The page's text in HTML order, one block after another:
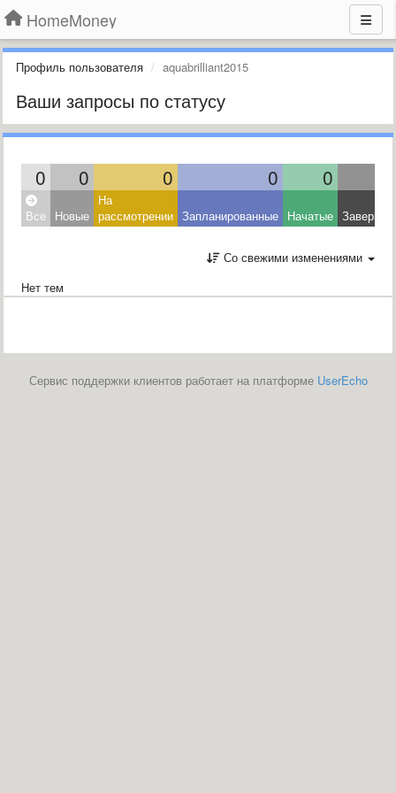
HomeMoney
Профиль пользователя aquabrilliant2015
Ваши запросы по статусу
0 0 0 0 0
Все Новые
На
рассмотрении Запланированные Начатые
Со свежими изменениями
Нет тем
Сервис поддержки клиентов работает на платформе UserEcho